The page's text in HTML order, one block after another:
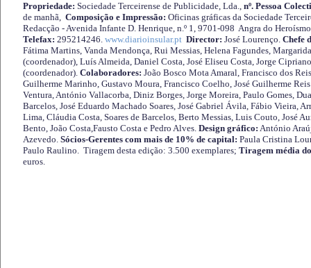
Propriedade: Sociedade Terceirense de Publicidade, Lda., nº. Pessoa
de manhã, Composição e Impressão: Oficinas gráficas da Sociedade
Redacção - Avenida Infante D. Henrique, n.º 1, 9701-098 Angra do
Telefax: 295214246. www.diarioinsular.pt Director: José Lourenço. Chefe
Fátima Martins, Vanda Mendonça, Rui Messias, Helena Fagundes,
(coordenador), Luís Almeida, Daniel Costa, José Eliseu Costa, Jorge
(coordenador). Colaboradores: João Bosco Mota Amaral, Francisco dos
Guilherme Marinho, Gustavo Moura, Francisco Coelho, José Guilherme
Ventura, António Vallacorba, Diniz Borges, Jorge Moreira, Paulo Gomes,
Barcelos, José Eduardo Machado Soares, José Gabriel Ávila, Fábio Vieira,
Lima, Cláudia Costa, Soares de Barcelos, Berto Messias, Luis Couto, José
Bento, João Costa,Fausto Costa e Pedro Alves. Design gráfico: António
Azevedo. Sócios-Gerentes com mais de 10% de capital: Paula Cristina
Paulo Raulino. Tiragem desta edição: 3.500 exemplares; Tiragem média
euros.